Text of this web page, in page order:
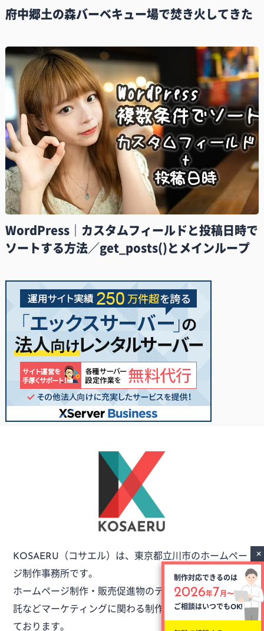
府中郷土の森バーベキュー場で焚き火してきた
WordPress｜カスタムフィールドと投稿日時で
ソートする方法／get_posts()とメインループ
KOSAERU （コサエル）は、 東京都立川市のホームペー
ジ制作事務所です。
ホームページ制作・販売促進物のデザイン・外注制作委
託などマーケティングに関わる制作のご依頼をお受けし
ております。
制作対応できるのは
2026年7月〜
ご相談はいつでもOK!